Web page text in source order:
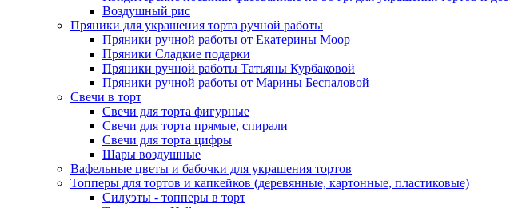
Воздушный рис
Пряники для украшения торта ручной работы
Пряники ручной работы от Екатерины Моор
Пряники Сладкие подарки
Пряники ручной работы Татьяны Курбаковой
Пряники ручной работы от Марины Беспаловой
Свечи в торт
Свечи для торта фигурные
Свечи для торта прямые, спирали
Свечи для торта цифры
Шары воздушные
Вафельные цветы и бабочки для украшения тортов
Топперы для тортов и капкейков (деревянные, картонные, пластиковые)
Силуэты - топперы в торт